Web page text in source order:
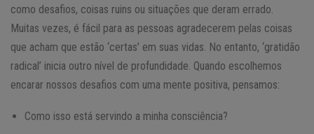
como desafios, coisas ruins ou situações que deram errado.
Muitas vezes, é fácil para as pessoas agradecerem pelas coisas
que acham que estão ‘certas’ em suas vidas. No entanto, ‘gratidão
radical’ inicia outro nível de profundidade. Quando escolhemos
encarar nossos desafios com uma mente positiva, pensamos:
Como isso está servindo a minha consciência?